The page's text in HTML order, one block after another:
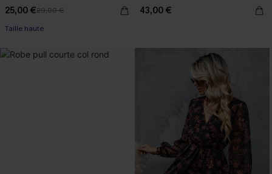
25,00 €29,00 €
Taille haute
43,00 €